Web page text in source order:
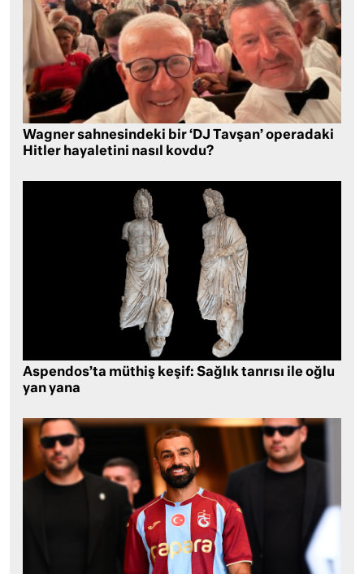
Wagner sahnesindeki bir ‘DJ Tavşan’ operadaki
Hitler hayaletini nasıl kovdu?
Aspendos’ta müthiş keşif: Sağlık tanrısı ile oğlu
yan yana